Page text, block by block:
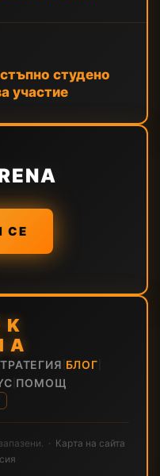
студено
участие
СЕ
БЛОГ
ПОМОЩ
· Карта на сайта